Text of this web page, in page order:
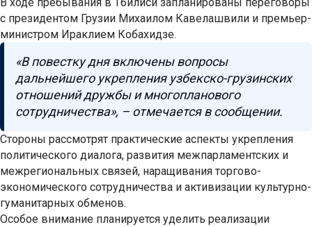
В ходе пребывания в Тбилиси запланированы переговоры
с президентом Грузии Михаилом Кавелашвили и премьер-
министром Ираклием Кобахидзе.
«В повестку дня включены вопросы
дальнейшего укрепления узбекско-грузинских
отношений дружбы и многопланового
сотрудничества», – отмечается в сообщении.
Стороны рассмотрят практические аспекты укрепления
политического диалога, развития межпарламентских и
межрегиональных связей, наращивания торгово-
экономического сотрудничества и активизации культурно-
гуманитарных обменов.
Особое внимание планируется уделить реализации